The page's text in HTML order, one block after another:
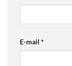
E-mail *